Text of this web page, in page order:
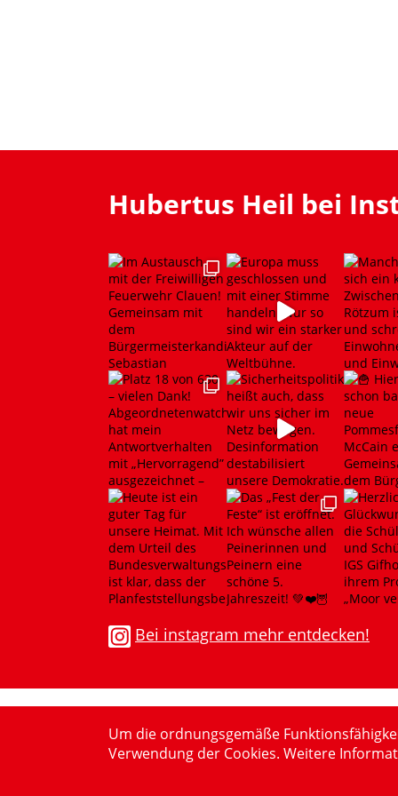
Hubertus Heil bei
Bei instagram mehr entdecken!
Um die ordnungsgemäße
Verwendung der Cookies. Weitere